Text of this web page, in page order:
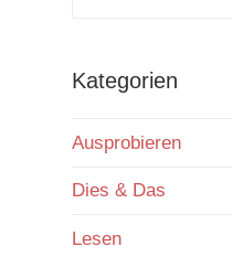
Kategorien
Ausprobieren
Dies & Das
Lesen